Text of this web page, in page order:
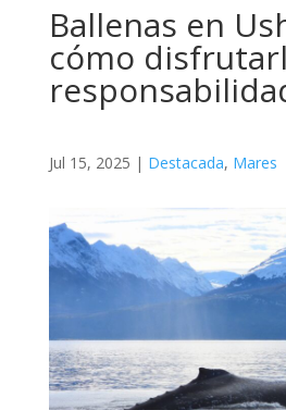
Ballenas en
cómo
Jul 15, 2025 | Destacada, Mares